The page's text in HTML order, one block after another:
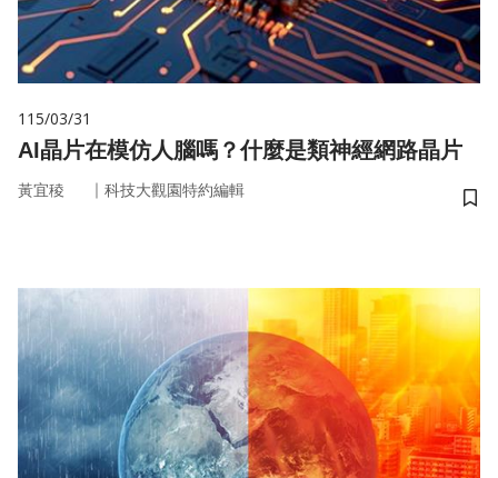
115/03/31
AI晶片在模仿人腦嗎？什麼是類神經網路晶片
黃宜稜 ｜ 科技大觀園特約編輯
儲